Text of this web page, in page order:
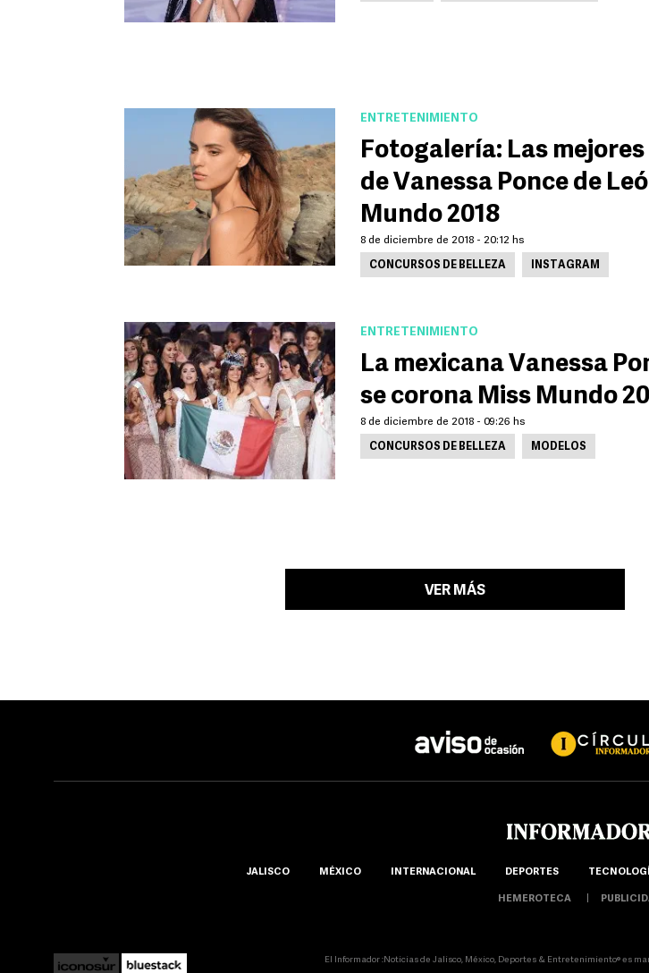
ENTRETENIMIENTO
Fotogalería: Las
de Vanessa Ponce de
Mundo 2018
8 de diciembre de 2018 - 20:12 hs
CONCURSOS DE BELLEZA INSTAGRAM
ENTRETENIMIENTO
La mexicana Vanessa
se corona Miss Mundo
8 de diciembre de 2018 - 09:26 hs
CONCURSOS DE BELLEZA MODELOS
VER MÁS
JALISCO MÉXICO INTERNACIONAL DEPORTES
HEMEROTECA
El Informador ::Noticias de Jalisco, México, Deportes & Entretenimiento® es